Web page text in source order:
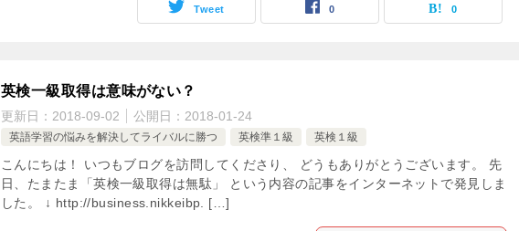
Tweet 0 0
英検一級取得は意味がない？
更新日： 2018-09-02 公開日： 2018-01-24
英語学習の悩みを解決してライバルに勝つ 英検準１級 英検１級
こんにちは！ いつもブログを訪問してくださり、 どうもありがとうございます。 先
日、たまたま「英検一級取得は無駄」 という内容の記事をインターネットで発見しま
した。 ↓ http://business.nikkeibp. […]